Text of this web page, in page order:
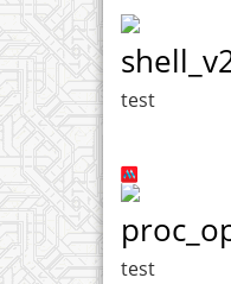
test
test